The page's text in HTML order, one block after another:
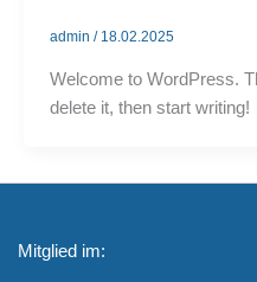
admin / 18.02.2025
Welcome to WordPress.
delete it, then start writing!
Mitglied im: